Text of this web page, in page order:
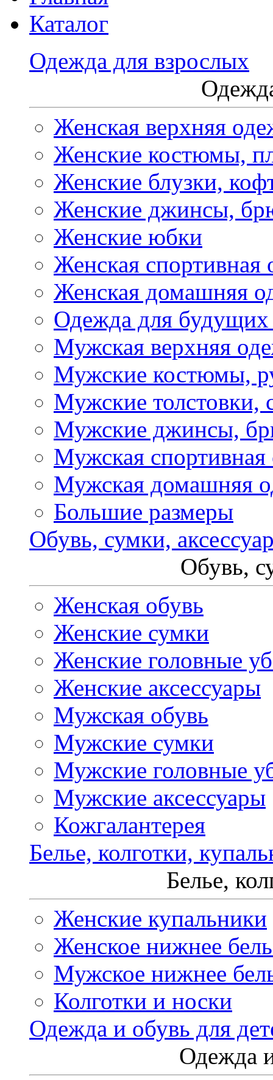
Каталог
Одежда для взрослых
Женская верхняя
Женские костюмы,
Женские блузки,
Женские джинсы,
Женские юбки
Женская спортивная
Женская домашняя
Одежда для
Мужская верхняя
Мужские костюмы,
Мужские толстовки,
Мужские джинсы,
Мужская спортивная
Мужская домашняя
Большие размеры
Обувь, сумки,
Обувь,
Женская обувь
Женские сумки
Женские головные
Женские аксессуары
Мужская обувь
Мужские сумки
Мужские головные
Мужские аксессуары
Кожгалантерея
Белье, колготки,
Белье,
Женские купальники
Женское нижнее
Мужское нижнее
Колготки и носки
Одежда и обувь для
Одежда